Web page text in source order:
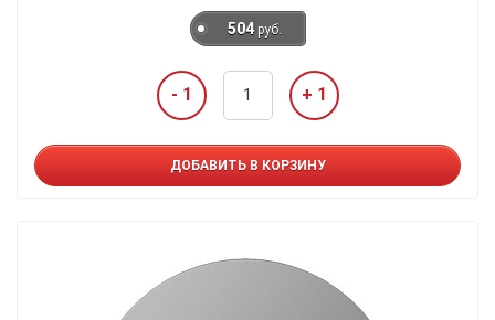
504 руб.
- 1 + 1
ДОБАВИТЬ В КОРЗИНУ